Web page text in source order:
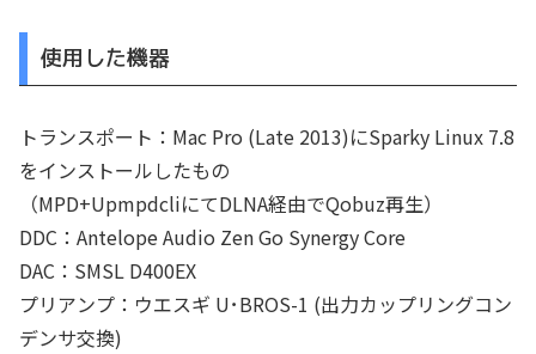
使用した機器
トランスポート：Mac Pro (Late 2013)にSparky Linux 7.8
をインストールしたもの
（MPD+UpmpdcliにてDLNA経由でQobuz再生）
DDC：Antelope Audio Zen Go Synergy Core
DAC：SMSL D400EX
プリアンプ：ウエスギ U･BROS-1 (出力カップリングコン
デンサ交換)